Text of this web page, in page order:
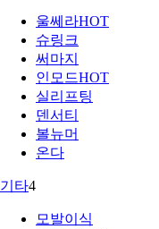
울쎄라HOT
슈링크
써마지
인모드HOT
실리프팅
덴서티
볼뉴머
온다
기타4
모발이식